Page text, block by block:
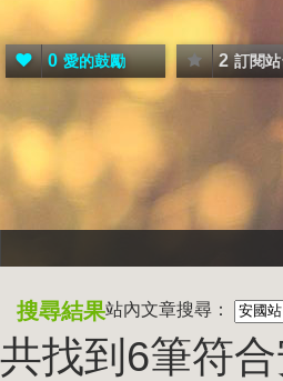
0 愛的鼓勵 2 訂閱
搜尋結果站內文章搜尋：
共找到6筆符合